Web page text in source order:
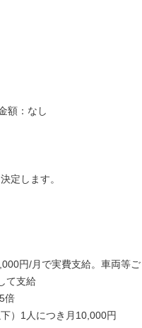
額：なし
定します。
円/月で実費支給。車両等ご
て支給
倍
）1人につき月10,000円